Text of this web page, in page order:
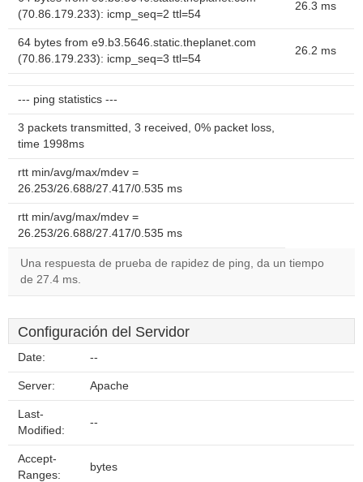
(70.86.179.233): icmp_seq=2 ttl=54
26.3 ms
64 bytes from e9.b3.5646.static.theplanet.com
(70.86.179.233): icmp_seq=3 ttl=54
26.2 ms
--- ping statistics ---
3 packets transmitted, 3 received, 0% packet loss,
time 1998ms
rtt min/avg/max/mdev =
26.253/26.688/27.417/0.535 ms
rtt min/avg/max/mdev =
26.253/26.688/27.417/0.535 ms
Una respuesta de prueba de rapidez de ping, da un tiempo
de 27.4 ms.
Configuración del Servidor
Date: --
Server: Apache
Last-
Modified:
--
Accept-
Ranges:
bytes